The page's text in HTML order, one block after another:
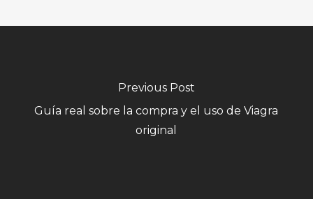
Previous Post
Guía real sobre la compra y el uso de Viagra
original